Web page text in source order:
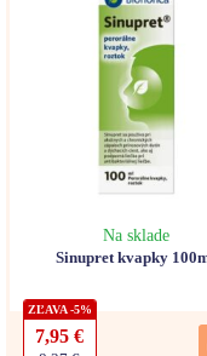
Na sklade
Sinupret kvapky
ZĽAVA -5%
7,95 €